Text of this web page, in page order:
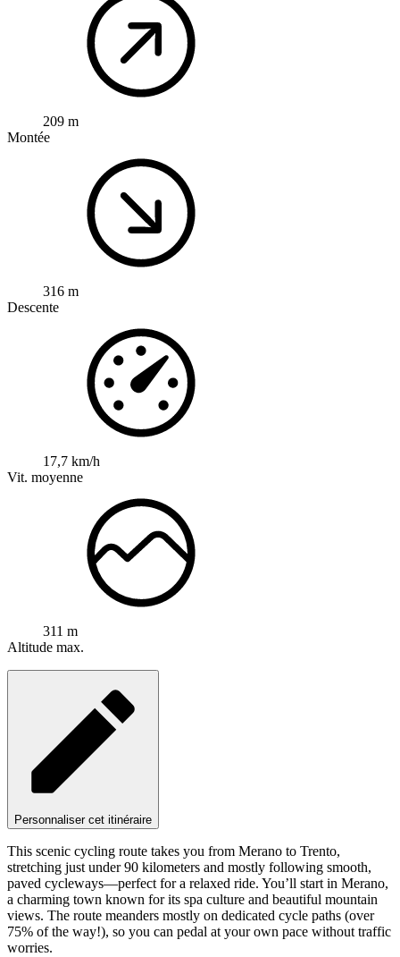
209 m
Montée
316 m
Descente
17,7 km/h
Vit. moyenne
311 m
Altitude max.
Personnaliser cet itinéraire
This scenic cycling route takes you from Merano to Trento,
stretching just under 90 kilometers and mostly following smooth,
paved cycleways—perfect for a relaxed ride. You’ll start in Merano,
a charming town known for its spa culture and beautiful mountain
views. The route meanders mostly on dedicated cycle paths (over
75% of the way!), so you can pedal at your own pace without traffic
worries.